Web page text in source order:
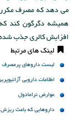
می دهد که مصرف مکرر
همیشه دگرگون کند
افزایش کالری جذب
لینک های مرتبط
لیست داروهای پرمصرف
اطلاعات دارویی
عوارض ترامادول
داروهایی که باعث